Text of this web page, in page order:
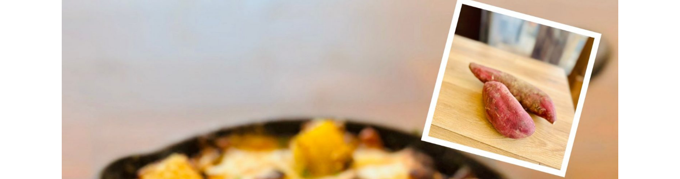
お問合せ
フードキャンプ
トップ
ツアー一覧
参加の流れ
メール会員登録
お問合せ
Food
Camp（English）
BEST TABLE トップ